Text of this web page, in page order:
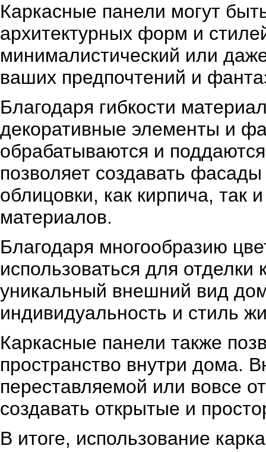
Каркасные панели могут
архитектурных форм и
минималистический или
ваших предпочтений и
Благодаря гибкости
декоративные элементы и
обрабатываются и
позволяет создавать
облицовки, как кирпича, так
материалов.
Благодаря многообразию
использоваться для
уникальный внешний вид
индивидуальность и стиль
Каркасные панели также
пространство внутри дома.
переставляемой или вовсе
создавать открытые и
В итоге, использование